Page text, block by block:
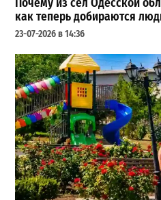
Почему из сел Одесской
как теперь добираются
23-07-2026 в 14:36